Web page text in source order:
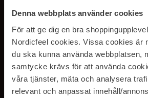
Denna webbplats använder cookies
För att ge dig en bra
Nordicfeel cookies. Vissa cookies är
du ska kunna använda webbplatsen,
samtycke krävs för att använda
våra tjänster, mäta och analysera
relevant och anpassat innehåll/
SUBSCRIBE TO OUR
NEWSLETTER
E-postadresse
Ved å abonnere godtar du vår